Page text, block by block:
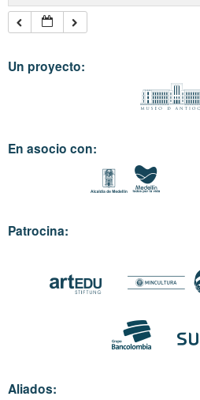
Un proyecto:
En asocio con:
Patrocina:
Aliados: